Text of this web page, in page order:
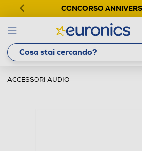
CONCORSO
ACCESSORI AUDIO